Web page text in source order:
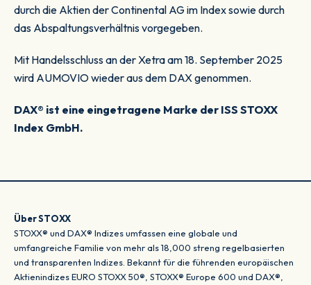
durch die Aktien der Continental AG im Index sowie durch
das Abspaltungsverhältnis vorgegeben.
Mit Handelsschluss an der Xetra am 18. September 2025
wird AUMOVIO wieder aus dem DAX genommen.
DAX® ist eine eingetragene Marke der ISS STOXX
Index GmbH.
Über STOXX
STOXX® und DAX® Indizes umfassen eine globale und
umfangreiche Familie von mehr als 18,000 streng regelbasierten
und transparenten Indizes. Bekannt für die führenden europäischen
Aktienindizes EURO STOXX 50®, STOXX® Europe 600 und DAX®,